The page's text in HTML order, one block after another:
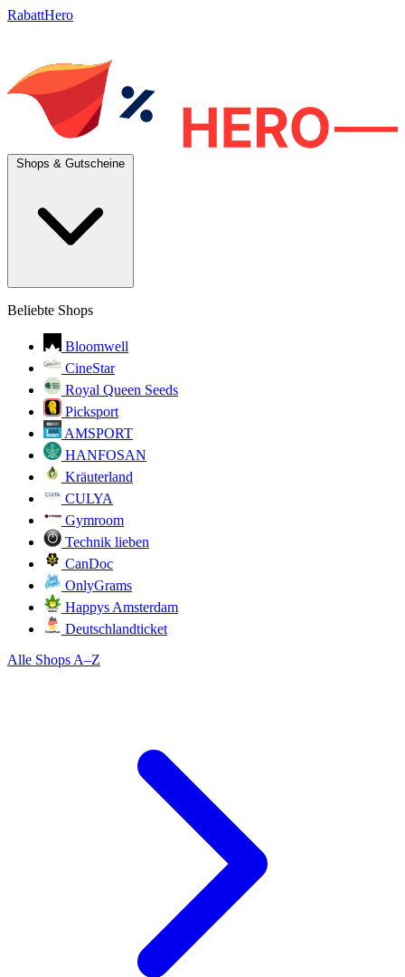
RabattHero
Beliebte Shops
Bloomwell
CineStar
Royal Queen Seeds
Picksport
AMSPORT
HANFOSAN
Kräuterland
CULYA
Gymroom
Technik lieben
CanDoc
OnlyGrams
Happys Amsterdam
Deutschlandticket
Alle Shops A–Z